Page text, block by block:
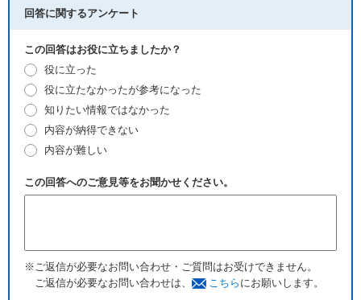
回答に関するアンケート
この回答はお役に立ちましたか？
役に立った
役に立たなかったが参考になった
知りたい情報ではなかった
内容が納得できない
内容が難しい
この回答へのご意見等をお聞かせください。
※ご返信が必要なお問い合わせ・ご質問はお受けできません。
ご返信が必要なお問い合わせは、
こちら にお願いします。